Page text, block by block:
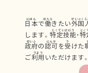
日本で働きたい外国
します。特定技能・特
政府の認可を受けた
ご利用 いただけます。